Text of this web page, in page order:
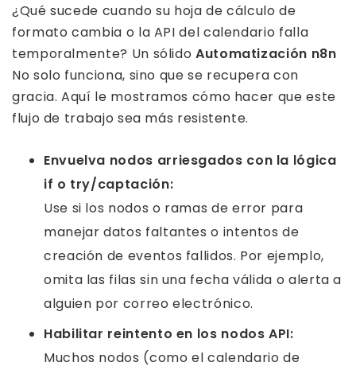
¿Qué sucede cuando su hoja de cálculo de
formato cambia o la API del calendario falla
temporalmente? Un sólido Automatización n8n
No solo funciona, sino que se recupera con
gracia. Aquí le mostramos cómo hacer que este
flujo de trabajo sea más resistente.
Envuelva nodos arriesgados con la lógica
if o try/captación:
Use si los nodos o ramas de error para
manejar datos faltantes o intentos de
creación de eventos fallidos. Por ejemplo,
omita las filas sin una fecha válida o alerta a
alguien por correo electrónico.
Habilitar reintento en los nodos API:
Muchos nodos (como el calendario de